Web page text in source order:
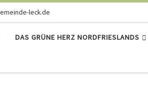
leck.de
DAS GRÜNE HERZ NORDFRIESLANDS